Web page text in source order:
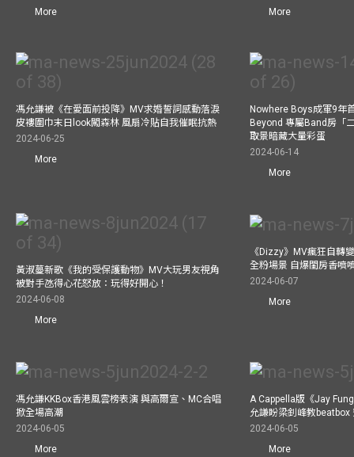
More
More
馮允謙被《在愛面前投降》MV求婚誓詞感動落淚
皮褸圍巾末日look闖森林 風扇冷貼自我催眠抗熱
2024-06-25
More
Nowhere Boys成軍9年
Beyond 專屬Band房「
取景暗藏大量彩蛋
2024-06-14
More
黃淑蔓新歌《我的受保護動物》MV大玩男友視角
被對手氹得心花怒放：玩得好開心！
2024-06-08
More
《Dizzy》MV瘋狂自轉
全粉場景 自爆閨房香噴
2024-06-07
More
馮允謙KKBox香港風雲榜表演 與高爾宣、MC合唱
掀全場高潮
2024-06-05
More
A Cappella版《Jay
允謙盼梁釗峰教beatbox
2024-06-05
More